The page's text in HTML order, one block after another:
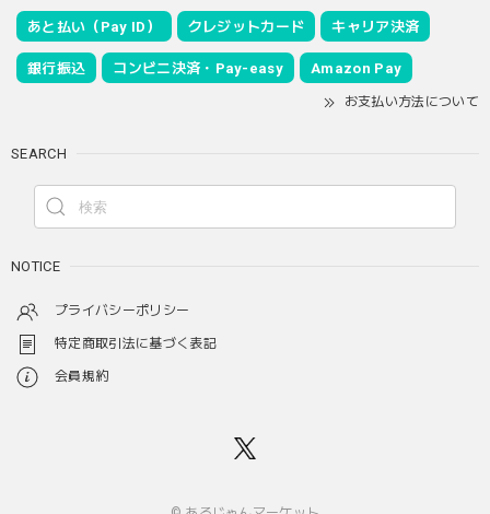
あと払い（Pay ID） クレジットカード キャリア決済
銀行振込 コンビニ決済・Pay-easy Amazon Pay
お支払い方法について
SEARCH
NOTICE
プライバシーポリシー
特定商取引法に基づく表記
会員規約